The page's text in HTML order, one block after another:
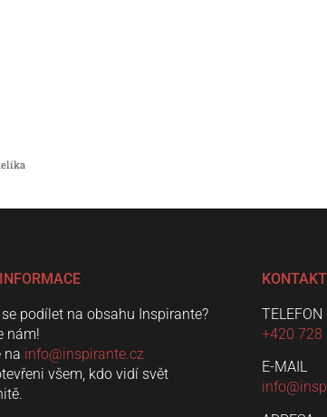
se podílet na obsahu Inspirante?
nám!
na info@inspirante.cz
všem, kdo vidí svět
KONTAKT
TELEFON
+420 728
E-MAIL